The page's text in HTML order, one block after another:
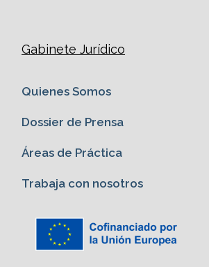
Gabinete Jurídico
Quienes Somos
Dossier de Prensa
Áreas de Práctica
Trabaja con nosotros